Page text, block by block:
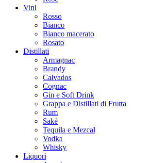
Vini
Rosso
Bianco
Bianco macerato
Rosato
Distillati
Armagnac
Brandy
Calvados
Cognac
Gin e Soft Drink
Grappa e Distillati di Frutta
Rum
Sakè
Tequila e Mezcal
Vodka
Whisky
Liquori